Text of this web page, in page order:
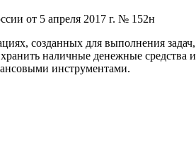
от 5 апреля 2017 г. № 152н
созданных для выполнения
наличные денежные
инструментами.